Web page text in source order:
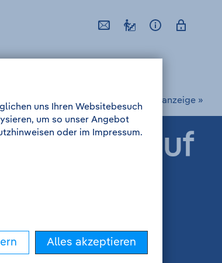
uns Ihren Websitebesuch
um so unser Angebot
oder im Impressum.
Alles akzeptieren
nächste Stellenanzeige »